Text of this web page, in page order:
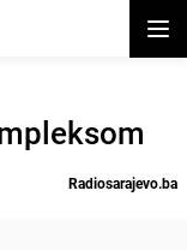
Radiosarajevo.ba